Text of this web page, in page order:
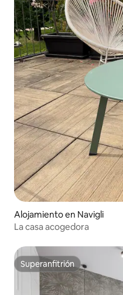
Alojamiento en Navigli
La casa acogedora
Superanfitrión
Superanfitrión